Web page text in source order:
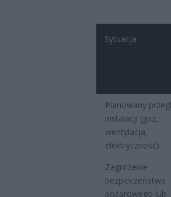
Sytuacja
Planowany
instalacji (gaz,
wentylacja,
elektryczność)
Zagrożenie
bezpieczeństwa
pożarowego lub